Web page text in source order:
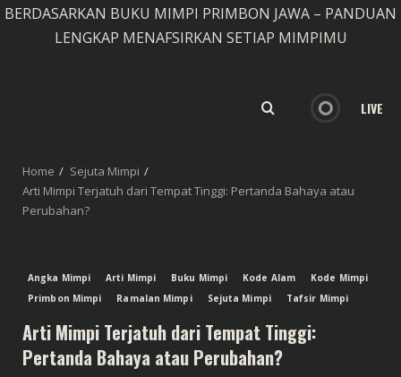
BERDASARKAN BUKU MIMPI PRIMBON JAWA – PANDUAN
LENGKAP MENAFSIRKAN SETIAP MIMPIMU
LIVE
Home
Sejuta Mimpi
Arti Mimpi Terjatuh dari Tempat Tinggi: Pertanda Bahaya atau
Perubahan?
Angka Mimpi Arti Mimpi Buku Mimpi Kode Alam
Kode Mimpi
Primbon Mimpi
Ramalan Mimpi Sejuta Mimpi Tafsir Mimpi
Arti Mimpi Terjatuh dari Tempat Tinggi:
Pertanda Bahaya atau Perubahan?